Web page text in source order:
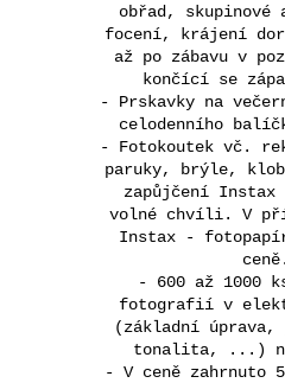
obřad,
focení, krájení
až po zábavu v
končící se
- Prskavky na
celodenního
- Fotokoutek vč.
paruky, brýle,
zapůjčení Instax
volné chvíli. V
Instax -
ceně.
- 600 až 1000
fotografií v
(základní
tonalita, ...) na
- V ceně